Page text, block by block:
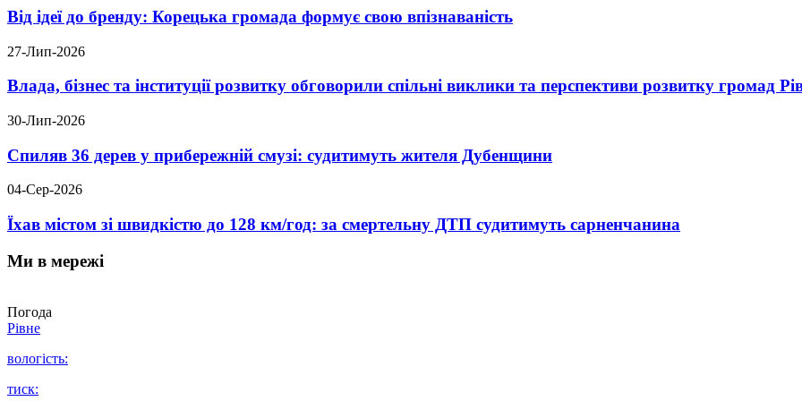
Від ідеї до бренду: Корецька громада формує свою впізнаваність
27-Лип-2026
Влада, бізнес та інституції розвитку обговорили спільні виклики та перспективи розвитку громад
30-Лип-2026
Спиляв 36 дерев у прибережній смузі: судитимуть жителя Дубенщини
04-Сер-2026
Їхав містом зі швидкістю до 128 км/год: за смертельну ДТП судитимуть сарненчанина
Ми в мережі
Погода
Рівне
вологість:
тиск: